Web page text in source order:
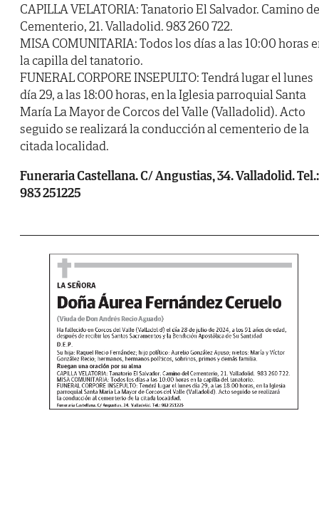
CAPILLA VELATORIA: Tanatorio El Salvador. Camino
Cementerio, 21. Valladolid. 983 260 722.
MISA COMUNITARIA: Todos los días a las 10:00 horas
la capilla del tanatorio.
FUNERAL CORPORE INSEPULTO: Tendrá lugar el lunes
día 29, a las 18:00 horas, en la Iglesia parroquial Santa
María La Mayor de Corcos del Valle (Valladolid). Acto
seguido se realizará la conducción al cementerio de la
citada localidad.
Funeraria Castellana. C/ Angustias, 34. Valladolid. Tel.:
983 251225